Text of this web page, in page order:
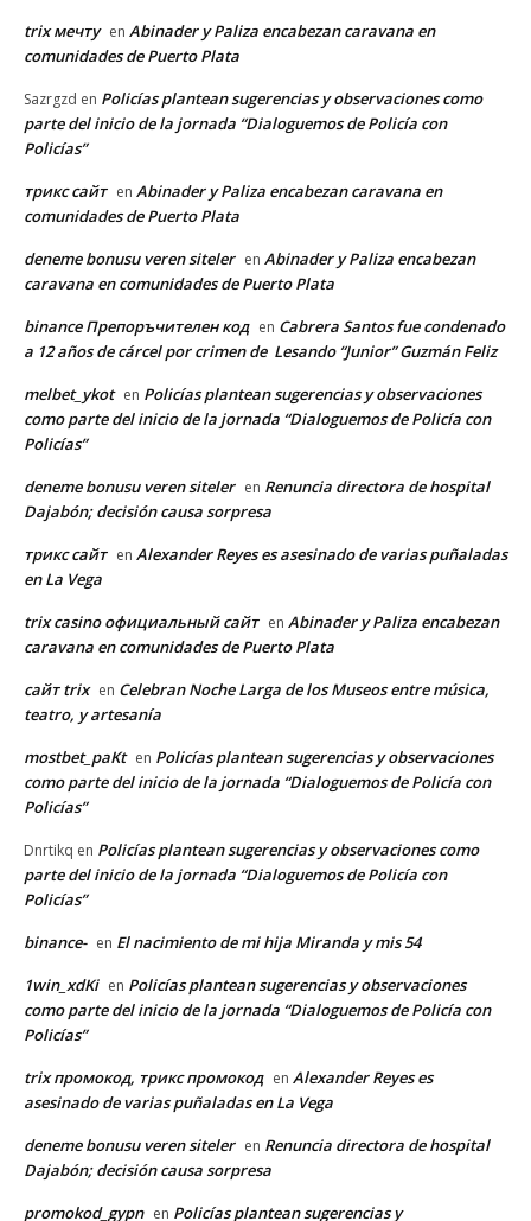
trix мечту en Abinader y Paliza encabezan caravana en
comunidades de Puerto Plata
Sazrgzd en Policías plantean sugerencias y observaciones como
parte del inicio de la jornada “Dialoguemos de Policía con
Policías”
трикс сайт en Abinader y Paliza encabezan caravana en
comunidades de Puerto Plata
deneme bonusu veren siteler en Abinader y Paliza encabezan
caravana en comunidades de Puerto Plata
binance Препоръчителен код en Cabrera Santos fue condenado
a 12 años de cárcel por crimen de Lesando “Junior” Guzmán Feliz
melbet_ykot en Policías plantean sugerencias y observaciones
como parte del inicio de la jornada “Dialoguemos de Policía con
Policías”
deneme bonusu veren siteler en Renuncia directora de hospital
Dajabón; decisión causa sorpresa
трикс сайт en Alexander Reyes es asesinado de varias puñaladas
en La Vega
trix casino официальный сайт en Abinader y Paliza encabezan
caravana en comunidades de Puerto Plata
сайт trix en Celebran Noche Larga de los Museos entre música,
teatro, y artesanía
mostbet_paKt en Policías plantean sugerencias y observaciones
como parte del inicio de la jornada “Dialoguemos de Policía con
Policías”
Dnrtikq en Policías plantean sugerencias y observaciones como
parte del inicio de la jornada “Dialoguemos de Policía con
Policías”
binance- en El nacimiento de mi hija Miranda y mis 54
1win_xdKi en Policías plantean sugerencias y observaciones
como parte del inicio de la jornada “Dialoguemos de Policía con
Policías”
trix промокод, трикс промокод en Alexander Reyes es
asesinado de varias puñaladas en La Vega
deneme bonusu veren siteler en Renuncia directora de hospital
Dajabón; decisión causa sorpresa
promokod_gypn en Policías plantean sugerencias y